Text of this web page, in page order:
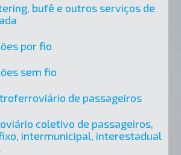
bufê e outros serviços de
por fio
sem fio
de passageiros
coletivo de passageiros,
intermunicipal, interestadual